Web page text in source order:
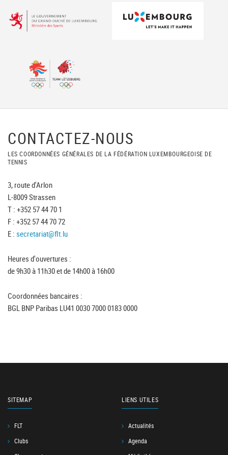
CONTACTEZ-NOUS
LES COORDONNÉES GÉNÉRALES DE LA FÉDÉRATION LUXEMBOURGEOISE DE
TENNIS
3, route d'Arlon
L-8009 Strassen
T : +352 57 44 70 1
F : +352 57 44 70 72
E : secretariat@flt.lu
Heures d'ouvertures :
de 9h30 à 11h30 et de 14h00 à 16h00
Coordonnées bancaires :
BGL BNP Paribas LU41 0030 7000 0183 0000
SITEMAP
FLT
Clubs
LIENS UTILES
Actualités
Agenda